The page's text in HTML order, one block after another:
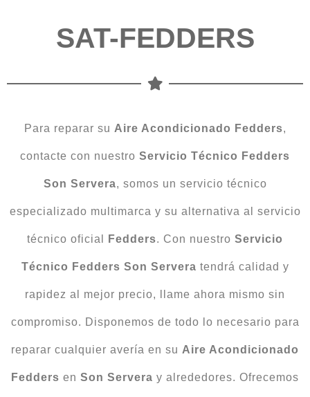
SAT-FEDDERS
Para reparar su Aire Acondicionado Fedders,
contacte con nuestro Servicio Técnico Fedders
Son Servera, somos un servicio técnico
especializado multimarca y su alternativa al servicio
técnico oficial Fedders. Con nuestro Servicio
Técnico Fedders Son Servera tendrá calidad y
rapidez al mejor precio, llame ahora mismo sin
compromiso. Disponemos de todo lo necesario para
reparar cualquier avería en su Aire Acondicionado
Fedders en Son Servera y alrededores. Ofrecemos